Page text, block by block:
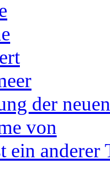
der
von
ein anderer